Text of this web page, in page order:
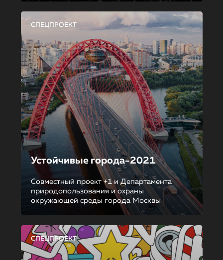
СПЕЦПРОЕКТ
Устойчивые города-2021
Совместный проект +1 и Департамента
природопользования и охраны
окружающей среды города Москвы
СПЕЦПРОЕКТ